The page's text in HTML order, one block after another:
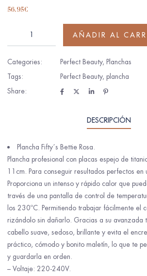
56.95€
AÑADIR AL
Categories: Perfect Beauty, Planchas
Tags:
Perfect Beauty, plancha
Share:
DESCRIPCIÓN
Plancha Fifty´s Bettie Rosa.
Plancha profesional con placas espejo de
11cm. Para conseguir resultados perfectos en
Proporciona un intenso y rápido calor que
través de una pantalla de control de
los 230ºC. Permitiendo trabajar fácilmente el
rizándolo sin dañarlo. Gracias a su avanzada
cabello suave, sedoso, brillante y evita el
práctico, cómodo y bonito maletín, lo que te
y guardarla en orden.
– Voltaje: 220-240V.